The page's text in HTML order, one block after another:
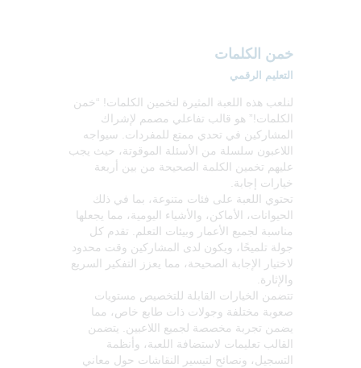
خمن الكلمات
التعليم الرقمي
لنلعب هذه اللعبة المثيرة لتخمين الكلمات! “خمن
الكلمات!” هو قالب تفاعلي مصمم لإشراك
المشاركين في تحدي ممتع للمفردات. سيواجه
اللاعبون سلسلة من الأسئلة الموقوتة، حيث يجب
عليهم تخمين الكلمة الصحيحة من بين أربعة
خيارات إجابة.
تحتوي اللعبة على فئات متنوعة، بما في ذلك
الحيوانات، الأماكن، والأشياء اليومية، مما يجعلها
مناسبة لجميع الأعمار وبيئات التعلم. تقدم كل
جولة تلميحًا، ويكون لدى المشاركين وقت محدود
لاختيار الإجابة الصحيحة، مما يعزز التفكير السريع
والإثارة.
تتضمن الخيارات القابلة للتخصيص مستويات
صعوبة مختلفة وجولات ذات طابع خاص، مما
يضمن تجربة مخصصة لجميع اللاعبين. يتضمن
القالب تعليمات لاستضافة اللعبة، وأنظمة
التسجيل، ونصائح لتيسير النقاشات حول معاني